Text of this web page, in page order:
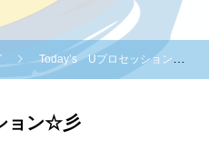
Today’s Uプロセッション☆彡
ョン☆彡